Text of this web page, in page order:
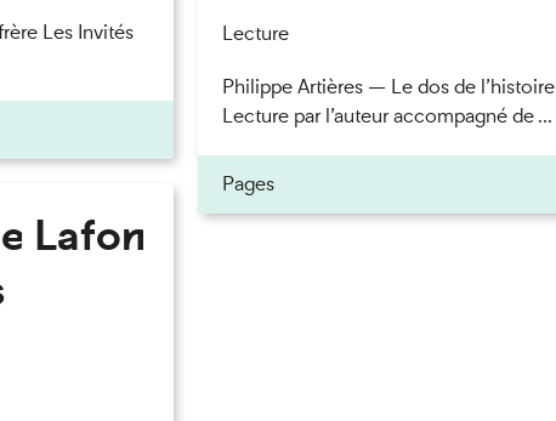
Les Invités
Lafon
Lecture
Philippe Artières — Le dos de l’histoire
Lecture par l’auteur accompagné de ...
Pages